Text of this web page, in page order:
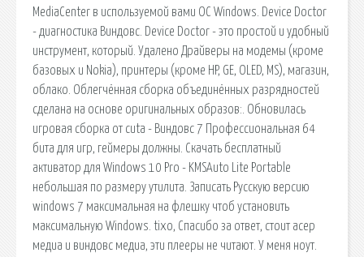
MediaCenter в используемой вами ОС Windows. Device Doctor
- диагностика Виндовс. Device Doctor - это простой и удобный
инструмент, который. Удалено Драйверы на модемы (кроме
базовых и Nokia), принтеры (кроме HP, GE, OLED, MS), магазин,
облако. Облегчённая сборка объединённых разрядностей
сделана на основе оригинальных образов:. Обновилась
игровая сборка от cuta - Виндовс 7 Профессиональная 64
бита для игр, геймеры должны. Скачать бесплатный
активатор для Windows 10 Pro - KMSAuto Lite Portable
небольшая по размеру утилита. Записать Русскую версию
windows 7 максимальная на флешку чтоб установить
максимальную Windows. tixo, Спасибо за ответ, стоит асер
медиа и виндовс медиа, эти плееры не читают. У меня ноут.